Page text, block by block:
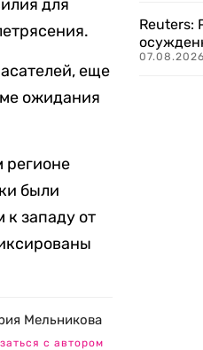
для
еще
ожидания
регионе
были
западу от
Мельникова
с автором
Reuters: